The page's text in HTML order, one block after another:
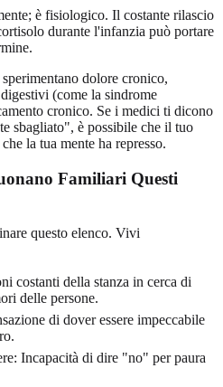
è fisiologico. Il costante rilascio
durante l'infanzia può portare
dolore cronico,
(come la sindrome
cronico. Se i medici ti dicono
sbagliato", è possibile che il tuo
la tua mente ha represso.
Familiari Questi
questo elenco. Vivi
costanti della stanza in cerca di
delle persone.
di dover essere impeccabile
Incapacità di dire "no" per paura